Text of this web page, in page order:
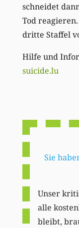
schneidet
Tod
dritte Staffel
Hilfe und
suicide.lu
Sie
Unser
alle
bleibt,